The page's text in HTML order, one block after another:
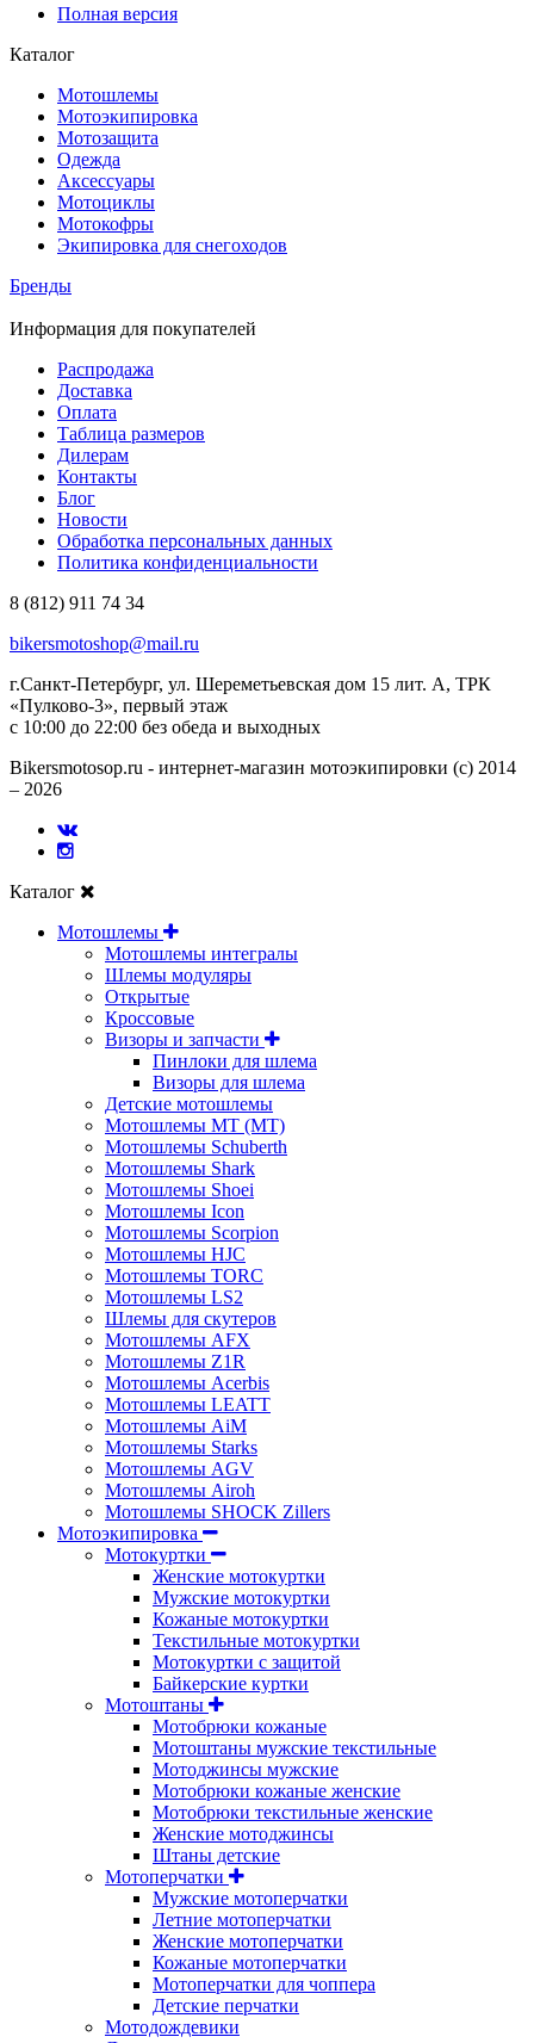
Полная версия
Каталог
Мотошлемы
Мотоэкипировка
Мотозащита
Одежда
Аксессуары
Мотоциклы
Мотокофры
Экипировка для снегоходов
Бренды
Информация для покупателей
Распродажа
Доставка
Оплата
Таблица размеров
Дилерам
Контакты
Блог
Новости
Обработка персональных данных
Политика конфиденциальности
8 (812) 911 74 34
bikersmotoshop@mail.ru
г.Санкт-Петербург, ул. Шереметьевская дом 15 лит. А, ТРК
«Пулково-3», первый этаж
с 10:00 до 22:00 без обеда и выходных
Bikersmotosop.ru - интернет-магазин мотоэкипировки (c) 2014
– 2026
Каталог
Мотошлемы
Мотошлемы интегралы
Шлемы модуляры
Открытые
Кросcовые
Визоры и запчасти
Пинлоки для шлема
Визоры для шлема
Детские мотошлемы
Мотошлемы MT (МТ)
Мотошлемы Schuberth
Мотошлемы Shark
Мотошлемы Shoei
Мотошлемы Icon
Мотошлемы Scorpion
Мотошлемы HJC
Мотошлемы TORC
Мотошлемы LS2
Шлемы для скутеров
Мотошлемы AFX
Мотошлемы Z1R
Мотошлемы Acerbis
Мотошлемы LEATT
Мотошлемы AiM
Мотошлемы Starks
Мотошлемы AGV
Мотошлемы Airoh
Мотошлемы SHOCK Zillers
Мотоэкипировка
Мотокуртки
Женские мотокуртки
Мужские мотокуртки
Кожаные мотокуртки
Текстильные мотокуртки
Мотокуртки с защитой
Байкерские куртки
Мотоштаны
Мотобрюки кожаные
Мотоштаны мужские текстильные
Мотоджинсы мужские
Мотобрюки кожаные женские
Мотобрюки текстильные женские
Женские мотоджинсы
Штаны детские
Мотоперчатки
Мужские мотоперчатки
Летние мотоперчатки
Женские мотоперчатки
Кожаные мотоперчатки
Мотоперчатки для чоппера
Детские перчатки
Мотодождевики